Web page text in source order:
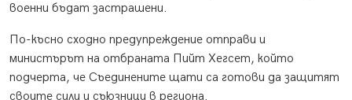
военни бъдат застрашени.
По-късно сходно предупреждение отправи и
министърът на отбраната Пийт Хегсет, който
подчерта, че Съединените щати са готови да защитят
своите сили и съюзници в региона.